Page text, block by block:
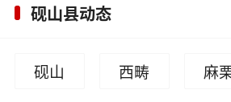
砚山县动态
砚山
西畴
麻